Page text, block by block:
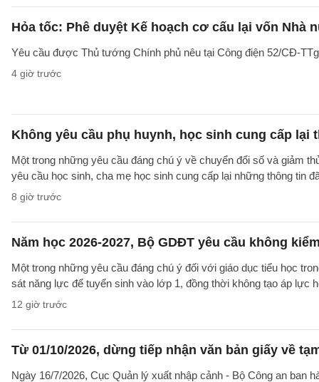
Hỏa tốc: Phê duyệt Kế hoạch cơ cấu lại vốn Nhà
Yêu cầu được Thủ tướng Chính phủ nêu tại Công điện 52/CĐ-
4 giờ trước
Không yêu cầu phụ huynh, học sinh cung cấp lại
Một trong những yêu cầu đáng chú ý về chuyển đổi số và giảm
yêu cầu học sinh, cha mẹ học sinh cung cấp lại những thông tin
8 giờ trước
Năm học 2026-2027, Bộ GDĐT yêu cầu không
Một trong những yêu cầu đáng chú ý đối với giáo dục tiểu học
sát năng lực để tuyển sinh vào lớp 1, đồng thời không tạo áp
12 giờ trước
Từ 01/10/2026, dừng tiếp nhận văn bản giấy về
Ngày 16/7/2026, Cục Quản lý xuất nhập cảnh - Bộ Công an ban